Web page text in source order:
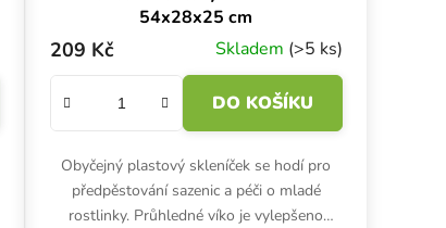
54x28x25 cm
Skladem (>5 ks)
209 Kč
DO KOŠÍKU
Obyčejný plastový skleníček se hodí pro
předpěstování sazenic a péči o mladé
rostlinky. Průhledné víko je vylepšeno